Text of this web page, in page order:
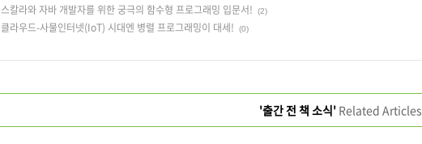
스칼라와 자바 개발자를 위한 궁극의 함수형 프로그래밍 입문서! (2)
클라우드-사물인터넷(IoT) 시대엔 병렬 프로그래밍이 대세! (0)
'출간 전 책 소식'Related Articles